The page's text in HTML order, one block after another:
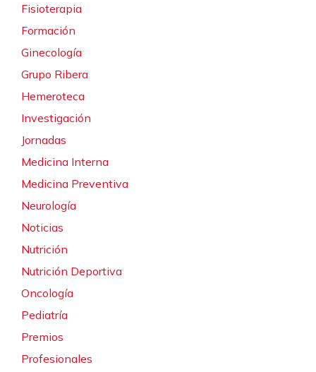
Fisioterapia
Formación
Ginecología
Grupo Ribera
Hemeroteca
Investigación
Jornadas
Medicina Interna
Medicina Preventiva
Neurología
Noticias
Nutrición
Nutrición Deportiva
Oncología
Pediatría
Premios
Profesionales